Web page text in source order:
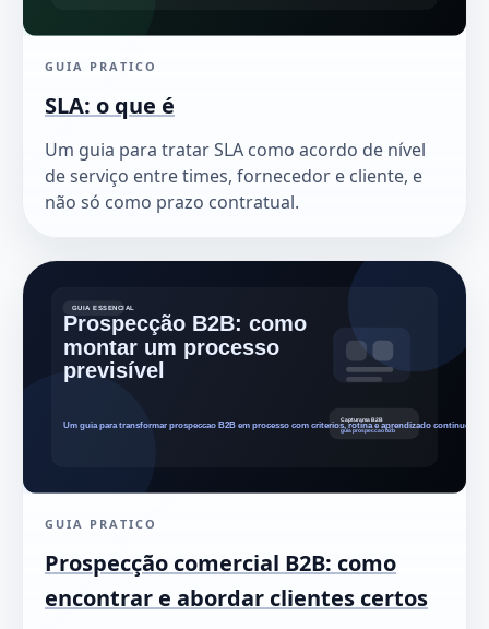
GUIA PRATICO
SLA: o que é
Um guia para tratar SLA como acordo de nível
de serviço entre times, fornecedor e cliente, e
não só como prazo contratual.
GUIA PRATICO
Prospecção comercial B2B: como
encontrar e abordar clientes certos